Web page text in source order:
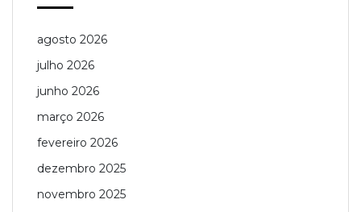
agosto 2026
julho 2026
junho 2026
março 2026
fevereiro 2026
dezembro 2025
novembro 2025